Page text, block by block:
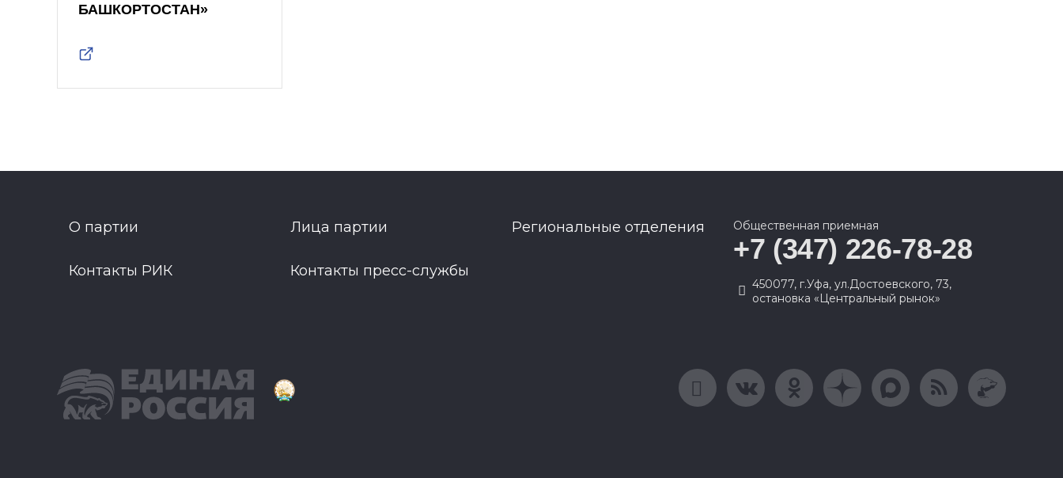
БАШКОРТОСТАН»
О партии Лица партии Региональные отделения
Контакты РИК Контакты пресс-службы
Общественная приемная
+7 (347) 226-78-28
450077, г.Уфа, ул.Достоевского, 73,
остановка «Центральный рынок»